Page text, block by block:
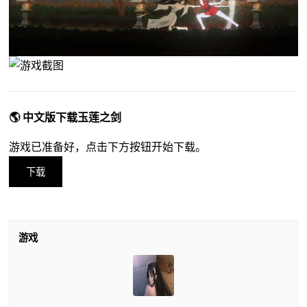
🌎 中文版下载玉莲之剑
游戏已准备好，点击下方按钮开始下载。
下载
游戏